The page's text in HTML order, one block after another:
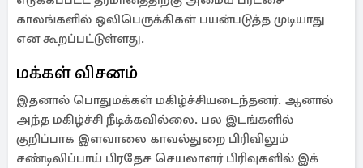
காலங்களில் ஒலிபெருக்கிகள் பயன்படுத்த முடியாது
என கூறப்பட்டுள்ளது.
மக்கள் விசனம்
இதனால் பொதுமக்கள் மகிழ்ச்சியடைந்தனர். ஆனால்
அந்த மகிழ்ச்சி நீடிக்கவில்லை. பல இடங்களில்
குறிப்பாக இளவாலை காவல்துறை பிரிவிலும்
சண்டிலிப்பாய் பிரதேச செயலாளர் பிரிவுகளில் இக்